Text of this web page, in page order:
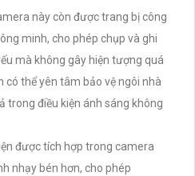
này còn được trang bị công
minh, cho phép chụp và ghi
mà không gây hiện tượng quá
có thể yên tâm bảo vệ ngôi nhà
trong điều kiện ánh sáng không
được tích hợp trong camera
nhạy bén hơn, cho phép